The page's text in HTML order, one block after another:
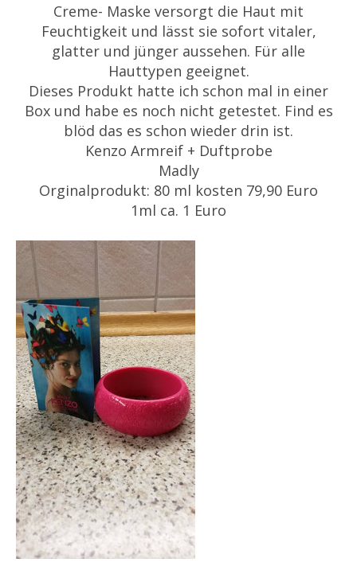
Creme- Maske versorgt die Haut mit
Feuchtigkeit und lässt sie sofort vitaler,
glatter und jünger aussehen. Für alle
Hauttypen geeignet.
Dieses Produkt hatte ich schon mal in einer
Box und habe es noch nicht getestet. Find es
blöd das es schon wieder drin ist.
Kenzo Armreif + Duftprobe
Madly
Orginalprodukt: 80 ml kosten 79,90 Euro
1ml ca. 1 Euro